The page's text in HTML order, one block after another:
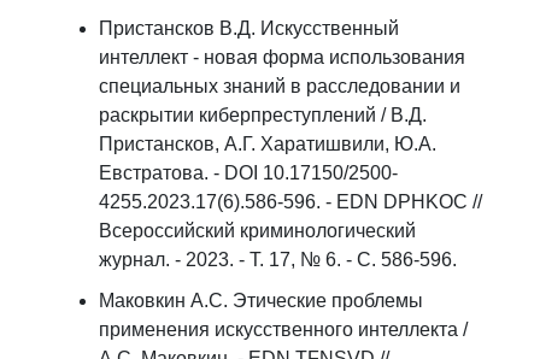
Пристансков В.Д. Искусственный
интеллект - новая форма использования
специальных знаний в расследовании и
раскрытии киберпреступлений / В.Д.
Пристансков, А.Г. Харатишвили, Ю.А.
Евстратова. - DOI 10.17150/2500-
4255.2023.17(6).586-596. - EDN DPHKOC //
Всероссийский криминологический
журнал. - 2023. - Т. 17, № 6. - С. 586-596.
Маковкин А.С. Этические проблемы
применения искусственного интеллекта /